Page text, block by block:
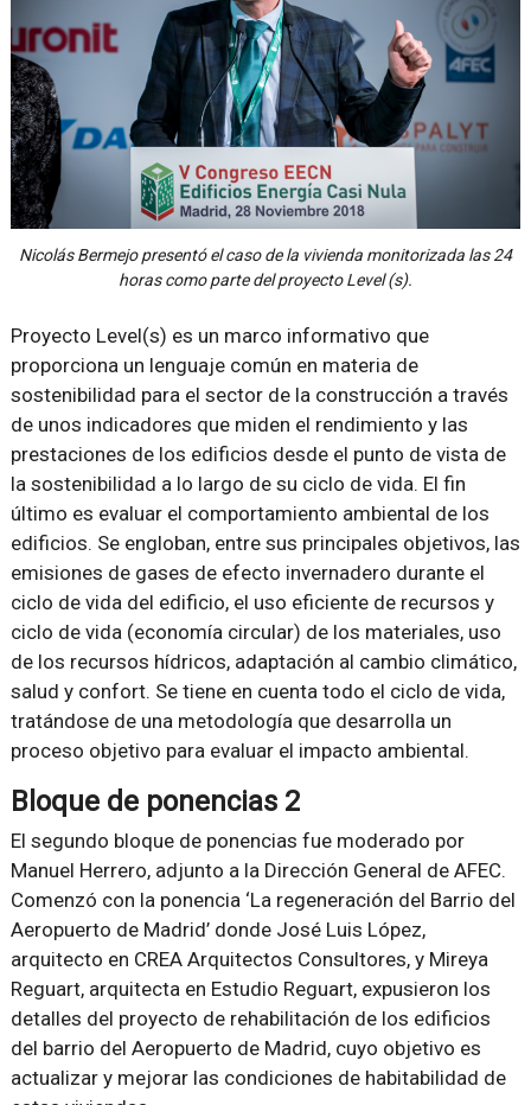
Nicolás Bermejo presentó el caso de la vivienda monitorizada las 24
horas como parte del proyecto Level (s).
Proyecto Level(s) es un marco informativo que
proporciona un lenguaje común en materia de
sostenibilidad para el sector de la construcción a través
de unos indicadores que miden el rendimiento y las
prestaciones de los edificios desde el punto de vista de
la sostenibilidad a lo largo de su ciclo de vida. El fin
último es evaluar el comportamiento ambiental de los
edificios. Se engloban, entre sus principales objetivos, las
emisiones de gases de efecto invernadero durante el
ciclo de vida del edificio, el uso eficiente de recursos y
ciclo de vida (economía circular) de los materiales, uso
de los recursos hídricos, adaptación al cambio climático,
salud y confort. Se tiene en cuenta todo el ciclo de vida,
tratándose de una metodología que desarrolla un
proceso objetivo para evaluar el impacto ambiental.
Bloque de ponencias 2
El segundo bloque de ponencias fue moderado por
Manuel Herrero, adjunto a la Dirección General de AFEC.
Comenzó con la ponencia ‘La regeneración del Barrio del
Aeropuerto de Madrid’ donde José Luis López,
arquitecto en CREA Arquitectos Consultores, y Mireya
Reguart, arquitecta en Estudio Reguart, expusieron los
detalles del proyecto de rehabilitación de los edificios
del barrio del Aeropuerto de Madrid, cuyo objetivo es
actualizar y mejorar las condiciones de habitabilidad de